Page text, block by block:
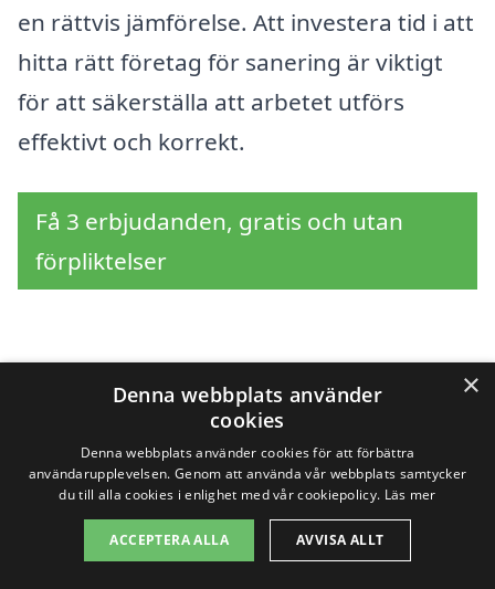
en rättvis jämförelse. Att investera tid i att
hitta rätt företag för sanering är viktigt
för att säkerställa att arbetet utförs
effektivt och korrekt.
Få 3 erbjudanden, gratis och utan
förpliktelser
Sök efter en
professionell för
sanering i andra städer
nära Skepplanda
×
Denna webbplats använder
cookies
Denna webbplats använder cookies för att förbättra
användarupplevelsen. Genom att använda vår webbplats samtycker
du till alla cookies i enlighet med vår cookiepolicy. Läs mer
ACCEPTERA ALLA AVVISA ALLT